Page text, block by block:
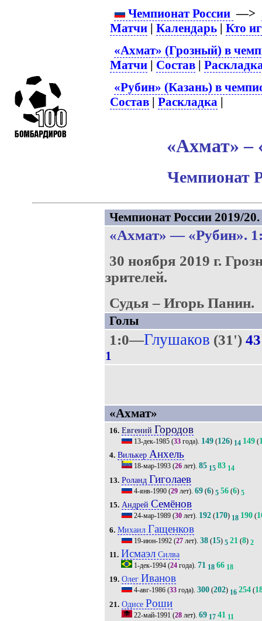
Чемпионат России —>
Матчи |Календарь |Кто
«Ахмат» (Грозный) в
Матчи | Состав |
«Рубин» (Казань) в
Состав |Раскладка |
«Ахмат» –
Чемпионат
Чемпионат России 2019/
«Ахмат» — «Рубин».
30 ноября 2019 г.
зрителей.
Судья – Игорь Панин.
Голы
1:0—Глушаков (31') 43
1
«Ахмат»
16. Евгений Городов
13-дек-1985(33года). 149(126) 14 149(
4. Вилькер Анхель
18-мар-1993(26лет). 85 15 83 14
13. Роланд Гиголаев
4-янв-1990(29лет). 69(6) 5 56(6) 5
15. Андрей Семёнов
24-мар-1989(30лет). 192(170) 18 190(
6. Михаил Гащенков
19-июн-1992(27лет). 38(15) 5 21 (8) 2
11. ИсмаэлСилва
1-дек-1994(24года). 71 18 66 18
19. Олег Иванов
4-авг-1986(33года). 300(202) 16 254(
21. Одисе Роши
22-май-1991 (28лет). 69 17 41 11